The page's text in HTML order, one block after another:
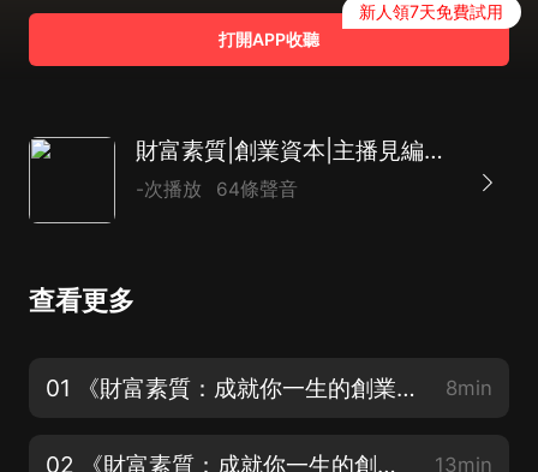
打開APP收聽
新人領7天免費試用
財富素質|創業資本|主播見編草|成就你一生的創業資本
-次播放 64條聲音
查看更多
01 《財富素質：成就你一生的創業資本》 （一）（1）（2） 8min
02 《財富素質：成就你一生的創業資本》（一）（3）（4） 13min